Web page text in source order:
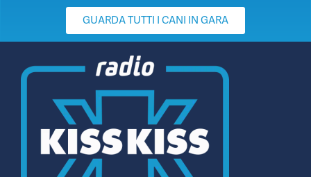
GUARDA TUTTI I CANI IN GARA